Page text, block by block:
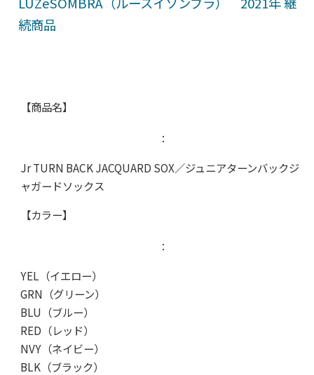
続商品
【商品名】
：
Jr TURN BACK JACQUARD SOX／ジュニアターンバックジ
ャガードソックス
【カラー】
：
YEL（イエロー）
GRN（グリーン）
BLU（ブルー）
RED（レッド）
NVY（ネイビー）
BLK（ブラック）